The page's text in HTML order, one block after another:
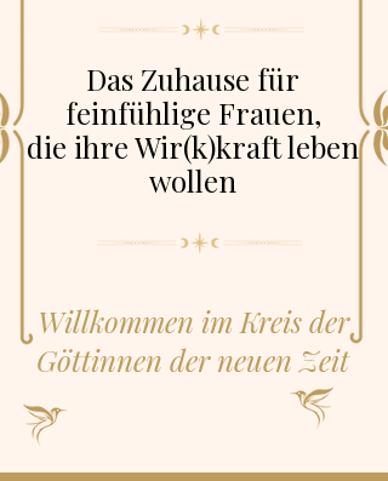
Das Zuhause für
feinfühlige Frauen,
die ihre Wir(k)kraft leben
wollen
Willkommen im Kreis der
Göttinnen der neuen Zeit